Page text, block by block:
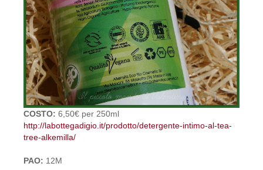
COSTO: 6,50€ per 250ml
http://labottegadigio.it/prodotto/detergente-intimo-al-tea-
tree-alkemilla/
PAO: 12M